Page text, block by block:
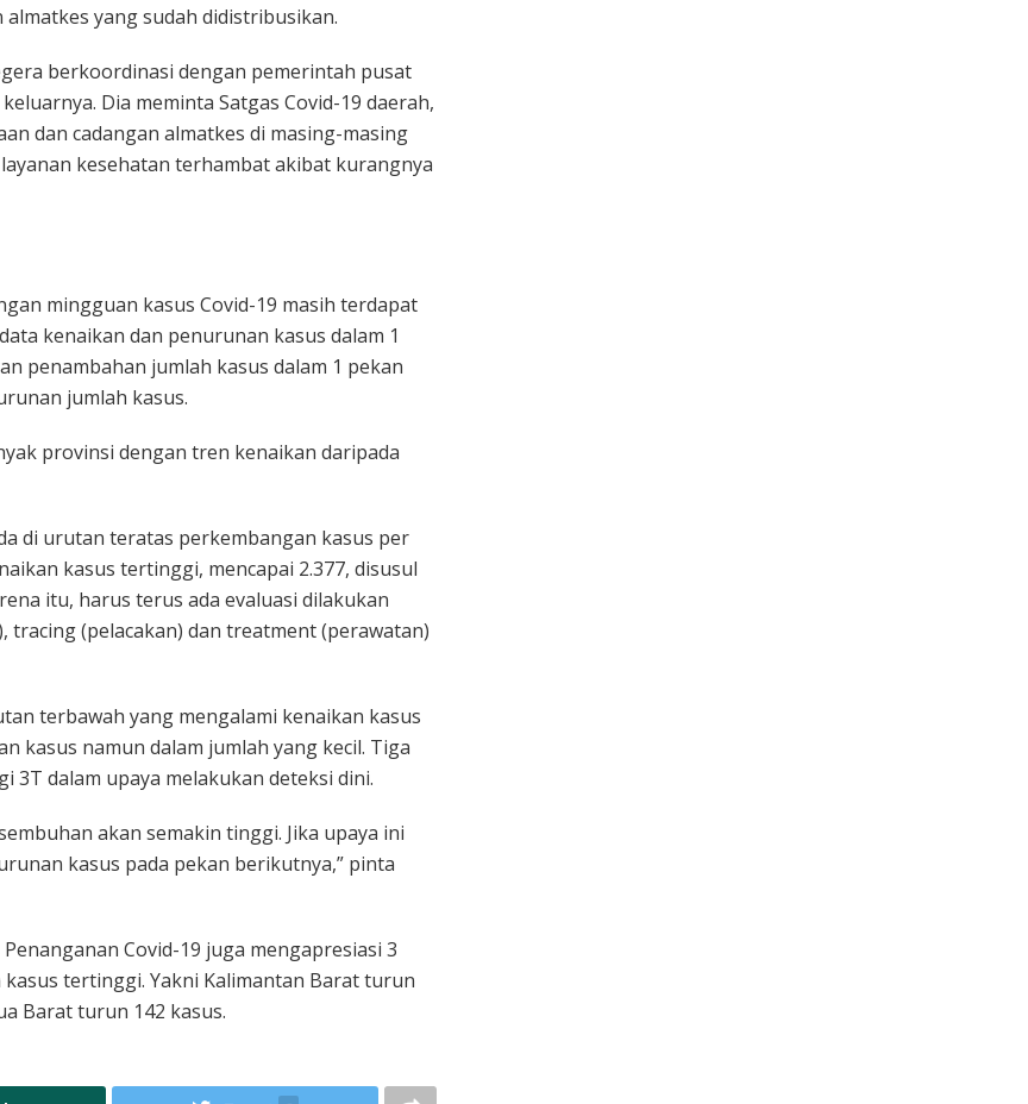
yang sudah didistribusikan.
berkoordinasi dengan pemerintah pusat
Dia meminta Satgas Covid-19 daerah,
dan cadangan almatkes di masing-masing
kesehatan terhambat akibat kurangnya
mingguan kasus Covid-19 masih terdapat
kenaikan dan penurunan kasus dalam 1
penambahan jumlah kasus dalam 1 pekan
jumlah kasus.
provinsi dengan tren kenaikan daripada
di urutan teratas perkembangan kasus per
kasus tertinggi, mencapai 2.377, disusul
itu, harus terus ada evaluasi dilakukan
(pelacakan) dan treatment (perawatan)
terbawah yang mengalami kenaikan kasus
kasus namun dalam jumlah yang kecil. Tiga
3T dalam upaya melakukan deteksi dini.
akan semakin tinggi. Jika upaya ini
kasus pada pekan berikutnya,” pinta
Covid-19 juga mengapresiasi 3
tertinggi. Yakni Kalimantan Barat turun
Barat turun 142 kasus.